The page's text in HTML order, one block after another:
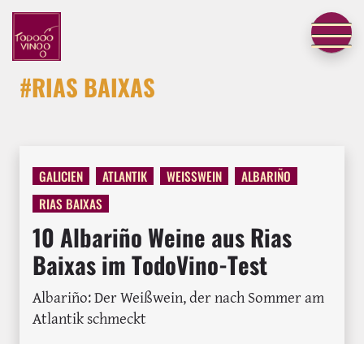
#RIAS BAIXAS
GALICIEN ATLANTIK WEISSWEIN
ALBARIÑO
RIAS BAIXAS
10 Albariño Weine aus Rias
Baixas im TodoVino-Test
Albariño: Der Weißwein, der nach Sommer am
Atlantik schmeckt